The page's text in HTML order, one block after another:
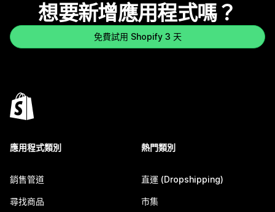
想要新增應用程式嗎？
免費試用 Shopify 3 天
應用程式類別
銷售管道
尋找商品
熱門類別
直運 (Dropshipping)
市集